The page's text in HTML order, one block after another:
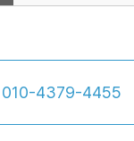
010-4379-4455